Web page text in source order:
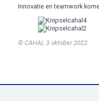
Innovatie en teamwork
© CAHAL 3 oktober 2022